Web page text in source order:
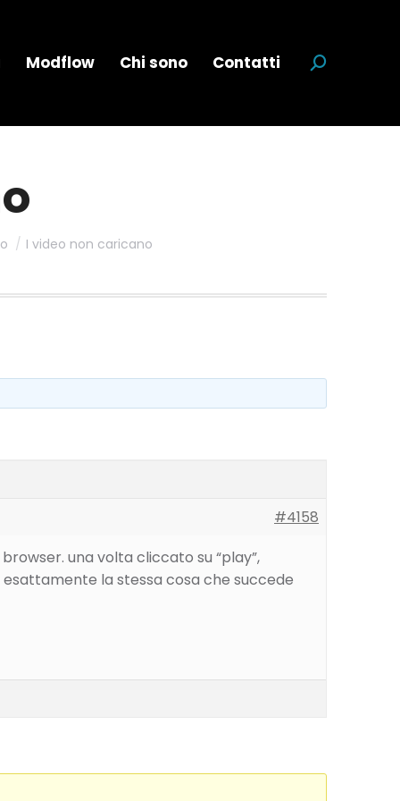
Modflow Chi sono Contatti Cerca:
I video non caricano
#4158
una volta cliccato su “play”,
la stessa cosa che succede